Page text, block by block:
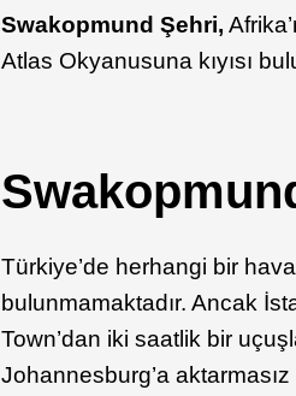
Swakopmund Şehri,
Atlas Okyanusuna kıyısı
Türkiye’de herhangi bir
bulunmamaktadır. Ancak
Town’dan iki saatlik bir
Johannesburg’a